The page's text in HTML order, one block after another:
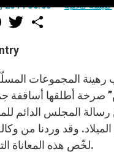
2014 00:00 كنيسة محليّة
F
a
e
b
o
k
w
صرخة أطلقها أساقفة
المجلس الدائم
وقد وردنا من
لخّص هذه المعاناة التي تهدّد السلام.